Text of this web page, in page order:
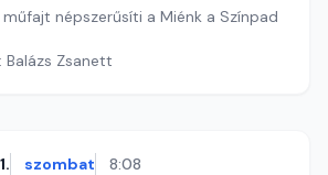
népszerűsíti a Miénk a Színpad
Balázs Zsanett
szombat 8:08